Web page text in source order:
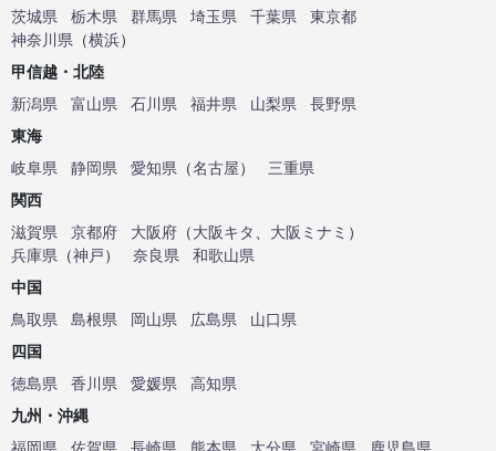
茨城県
栃木県 群馬県 埼玉県 千葉県
東京都
神奈川県 （横浜）
甲信越・北陸
新潟県
富山県 石川県 福井県 山梨県
長野県
東海
岐阜県
静岡県 愛知県 （名古屋）
三重県
関西
滋賀県
京都府 大阪府 （大阪キタ 大阪ミナミ ）
兵庫県 （神戸） 奈良県
和歌山県
中国
鳥取県
島根県 岡山県 広島県
山口県
四国
徳島県
香川県 愛媛県
高知県
九州・沖縄
福岡県
佐賀県 長崎県 熊本県 大分県 宮崎県 鹿児島県